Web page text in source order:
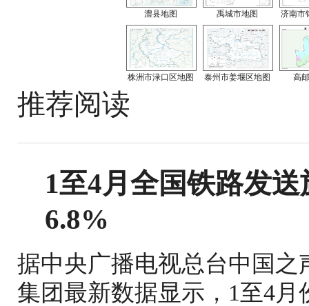
澧县地图 禹城市地图 济南市
株洲市渌口区地图 泰州市姜堰区地图 高
推荐阅读
1至4月全国铁路发
6.8%
据中央广播电视总台中国
集团最新数据显示，1至4月